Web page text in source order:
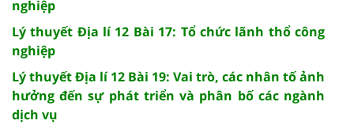
nghiệp
Lý thuyết Địa lí 12 Bài 17: Tổ chức lãnh thổ công
nghiệp
Lý thuyết Địa lí 12 Bài 19: Vai trò, các nhân tố ảnh
hưởng đến sự phát triển và phân bố các ngành
dịch vụ